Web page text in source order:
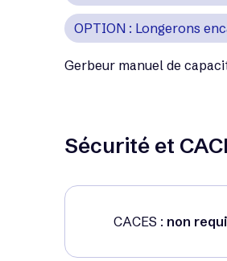
OPTION : Longerons
Gerbeur manuel de
Sécurité et
CACES : non